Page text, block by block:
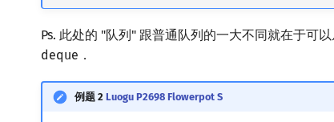
Ps. 此处的 "队列" 跟普通队列的一大不同就在于可
deque．
例题 2 Luogu P2698 Flowerpot S